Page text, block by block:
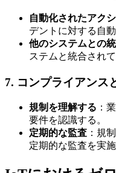
自動化されたアク
デントに対する自
他のシステムとの
ステムと統合され
7. コンプライアンス
規制を理解する ：
要件を認識する。
定期的な監査 ：規
定期的な監査を実施